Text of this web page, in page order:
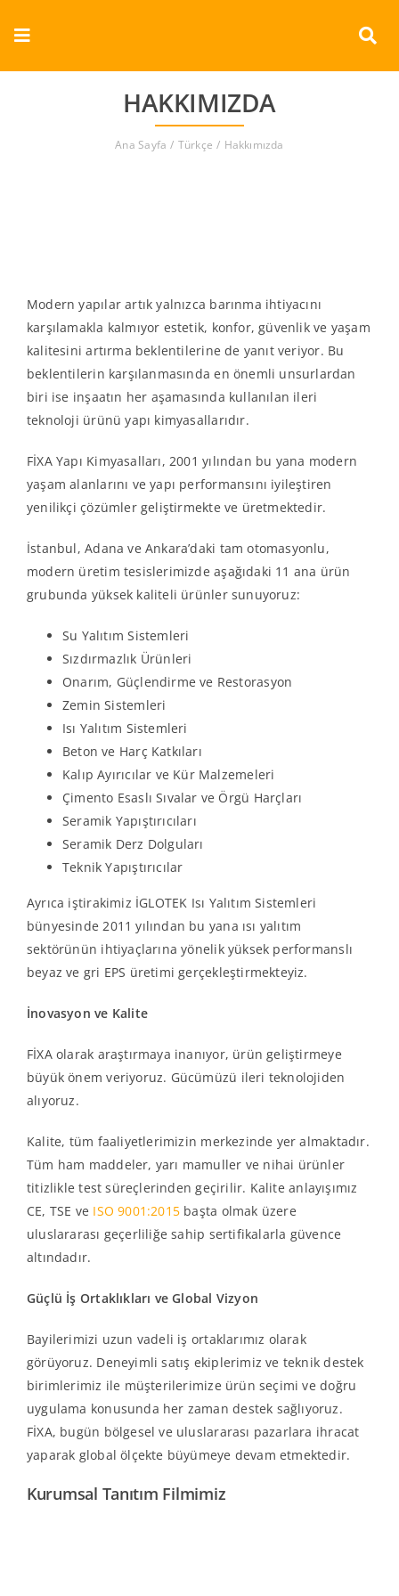
Toggle
Navigation
İletişim
Türkçe
HAKKIMIZDA
Ana Sayfa Türkçe Hakkımızda
Modern yapılar artık yalnızca barınma ihtiyacını
karşılamakla kalmıyor estetik, konfor, güvenlik ve yaşam
kalitesini artırma beklentilerine de yanıt veriyor. Bu
beklentilerin karşılanmasında en önemli unsurlardan
biri ise inşaatın her aşamasında kullanılan ileri
teknoloji ürünü yapı kimyasallarıdır.
FİXA Yapı Kimyasalları, 2001 yılından bu yana modern
yaşam alanlarını ve yapı performansını iyileştiren
yenilikçi çözümler geliştirmekte ve üretmektedir.
İstanbul, Adana ve Ankara’daki tam otomasyonlu,
modern üretim tesislerimizde aşağıdaki 11 ana ürün
grubunda yüksek kaliteli ürünler sunuyoruz:
Su Yalıtım Sistemleri
Sızdırmazlık Ürünleri
Onarım, Güçlendirme ve Restorasyon
Zemin Sistemleri
Isı Yalıtım Sistemleri
Beton ve Harç Katkıları
Kalıp Ayırıcılar ve Kür Malzemeleri
Çimento Esaslı Sıvalar ve Örgü Harçları
Seramik Yapıştırıcıları
Seramik Derz Dolguları
Teknik Yapıştırıcılar
Ayrıca iştirakimiz İGLOTEK Isı Yalıtım Sistemleri
bünyesinde 2011 yılından bu yana ısı yalıtım
sektörünün ihtiyaçlarına yönelik yüksek performanslı
beyaz ve gri EPS üretimi gerçekleştirmekteyiz.
İnovasyon ve Kalite
FİXA olarak araştırmaya inanıyor, ürün geliştirmeye
büyük önem veriyoruz. Gücümüzü ileri teknolojiden
alıyoruz.
Kalite, tüm faaliyetlerimizin merkezinde yer almaktadır.
Tüm ham maddeler, yarı mamuller ve nihai ürünler
titizlikle test süreçlerinden geçirilir. Kalite anlayışımız
CE, TSE ve ISO 9001:2015 başta olmak üzere
uluslararası geçerliliğe sahip sertifikalarla güvence
altındadır.
Güçlü İş Ortaklıkları ve Global Vizyon
Bayilerimizi uzun vadeli iş ortaklarımız olarak
görüyoruz. Deneyimli satış ekiplerimiz ve teknik destek
birimlerimiz ile müşterilerimize ürün seçimi ve doğru
uygulama konusunda her zaman destek sağlıyoruz.
FİXA, bugün bölgesel ve uluslararası pazarlara ihracat
yaparak global ölçekte büyümeye devam etmektedir.
Kurumsal Tanıtım Filmimiz